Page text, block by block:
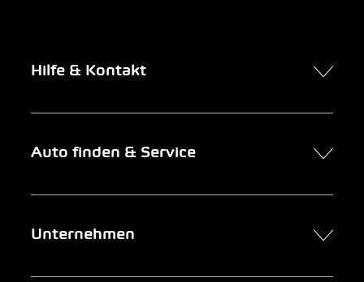
Hilfe & Kontakt
Auto finden & Service
Unternehmen